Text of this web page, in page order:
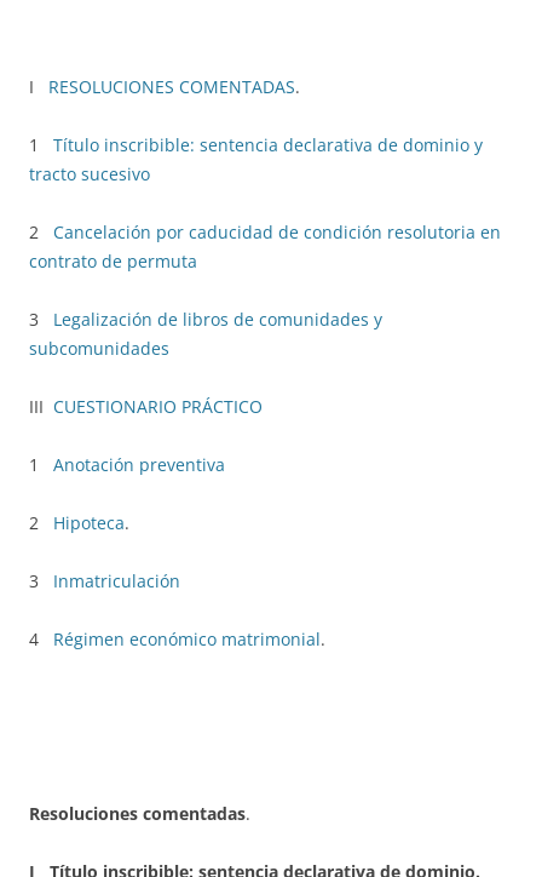
I RESOLUCIONES COMENTADAS.
1 Título inscribible: sentencia declarativa de dominio y
tracto sucesivo
2 Cancelación por caducidad de condición resolutoria en
contrato de permuta
3 Legalización de libros de comunidades y
subcomunidades
III CUESTIONARIO PRÁCTICO
1 Anotación preventiva
2 Hipoteca.
3 Inmatriculación
4 Régimen económico matrimonial.
Resoluciones comentadas.
I Título inscribible: sentencia declarativa de dominio.